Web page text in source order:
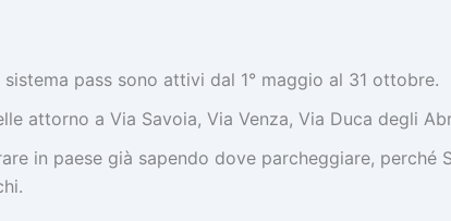
pass sono attivi dal 1° maggio al 31 ottobre.
attorno a Via Savoia, Via Venza, Via Duca degli
in paese già sapendo dove parcheggiare,